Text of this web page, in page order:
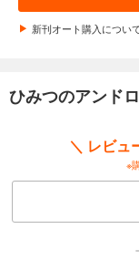
新刊オート購入につい
ひみつのアンド
＼ レビュ
※
-